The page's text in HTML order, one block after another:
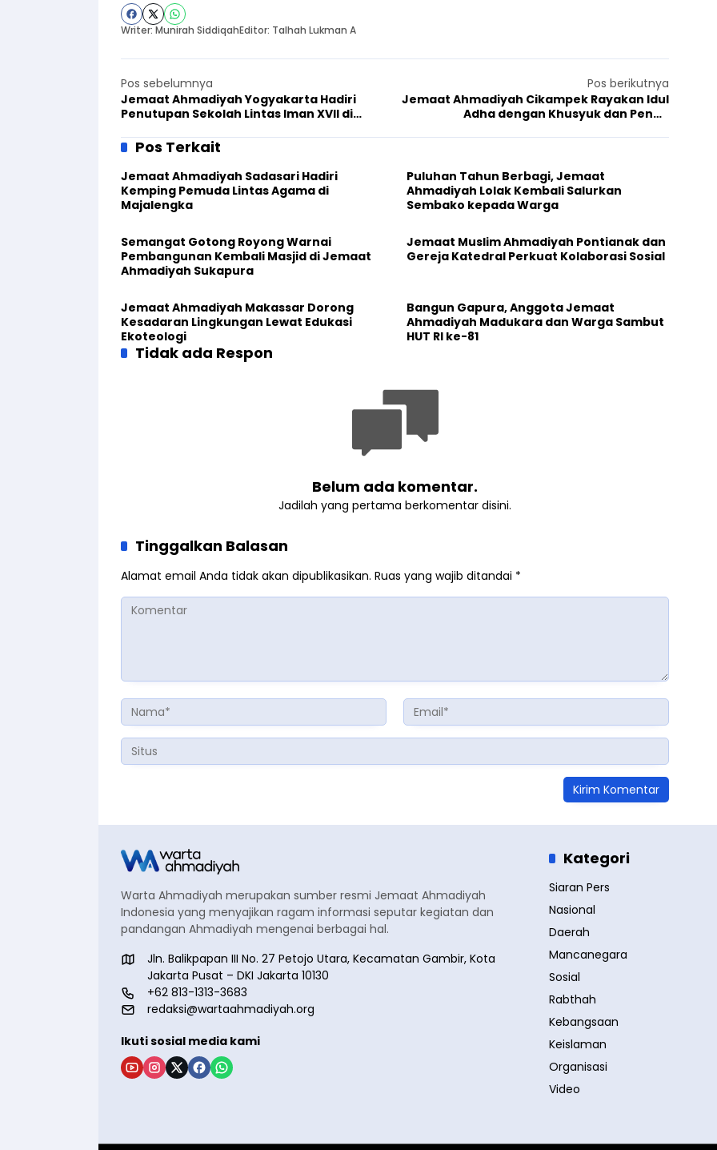
Writer: Munirah SiddiqahEditor: Talhah Lukman A
Pos sebelumnya
Jemaat Ahmadiyah Yogyakarta Hadiri
Penutupan Sekolah Lintas Iman XVII di
Pos berikutnya
Jemaat Ahmadiyah Cikampek Rayakan Idul
Adha dengan Khusyuk dan Penuh
Pos Terkait
Jemaat Ahmadiyah Sadasari Hadiri
Kemping Pemuda Lintas Agama di
Majalengka
Puluhan Tahun Berbagi, Jemaat
Ahmadiyah Lolak Kembali Salurkan
Sembako kepada Warga
Semangat Gotong Royong Warnai
Pembangunan Kembali Masjid di Jemaat
Ahmadiyah Sukapura
Jemaat Muslim Ahmadiyah Pontianak dan
Gereja Katedral Perkuat Kolaborasi Sosial
Jemaat Ahmadiyah Makassar Dorong
Kesadaran Lingkungan Lewat Edukasi
Ekoteologi
Bangun Gapura, Anggota Jemaat
Ahmadiyah Madukara dan Warga Sambut
HUT RI ke-81
Tidak ada Respon
Belum ada komentar.
Jadilah yang pertama berkomentar disini.
Tinggalkan Balasan
Alamat email Anda tidak akan dipublikasikan. Ruas yang wajib ditandai *
Warta Ahmadiyah merupakan sumber resmi Jemaat Ahmadiyah
Indonesia yang menyajikan ragam informasi seputar kegiatan dan
pandangan Ahmadiyah mengenai berbagai hal.
Jln. Balikpapan III No. 27 Petojo Utara, Kecamatan Gambir, Kota
Jakarta Pusat – DKI Jakarta 10130
+62 813-1313-3683
redaksi@wartaahmadiyah.org
Ikuti sosial media kami
Kategori
Siaran Pers
Nasional
Daerah
Mancanegara
Sosial
Rabthah
Kebangsaan
Keislaman
Organisasi
Video